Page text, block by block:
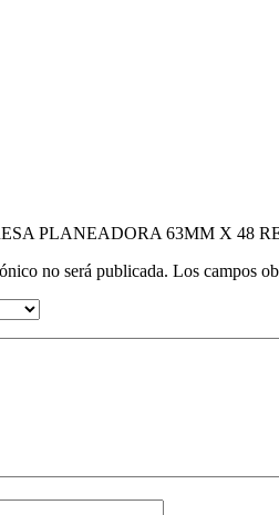
PLANEADORA 63MM X 48
no será publicada. Los campos